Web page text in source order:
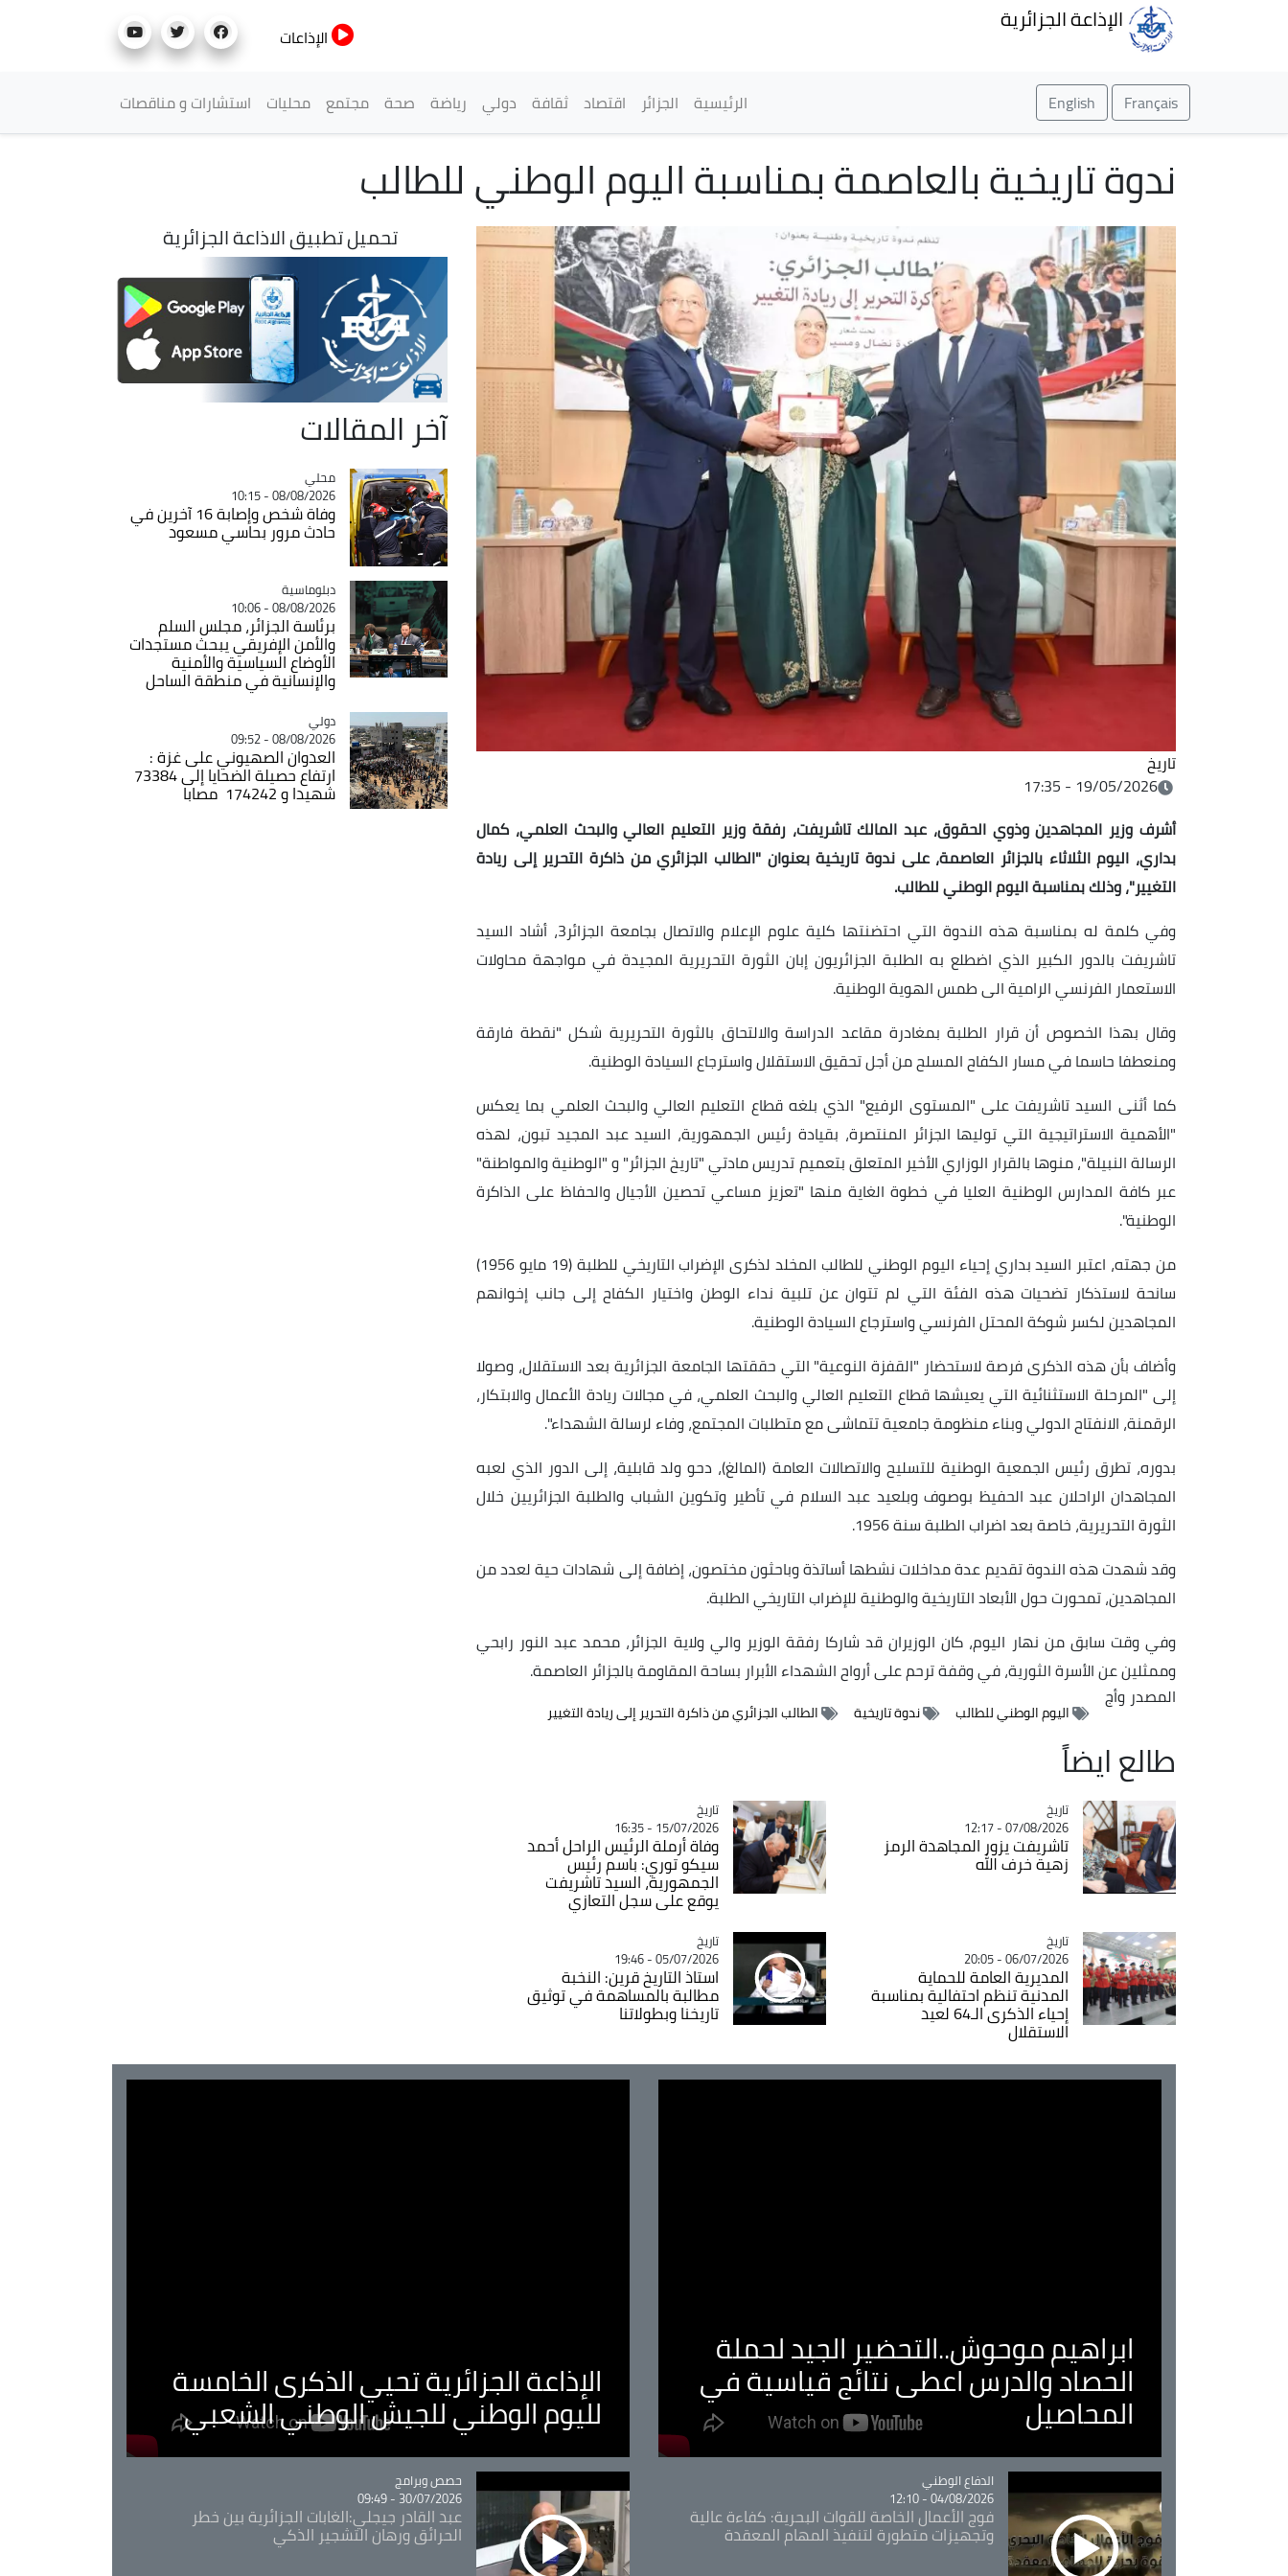
الإذاعة الجزائرية
الإذاعات
Français
English القائمة الرئيسية
الرئيسية الجزائر اقتصاد ثقافة دولي رياضة صحة مجتمع محليات استشارات و مناقصات
ندوة تاريخية بالعاصمة بمناسبة اليوم الوطني للطالب
تاريخ
19/05/2026 - 17:35
أشرف وزير المجاهدين وذوي الحقوق، عبد المالك تاشريفت، رفقة وزير التعليم العالي والبحث العلمي، كمال
بداري، اليوم الثلاثاء بالجزائر العاصمة، على ندوة تاريخية بعنوان "الطالب الجزائري من ذاكرة التحرير إلى ريادة
التغيير"، وذلك بمناسبة اليوم الوطني للطالب.
وفي كلمة له بمناسبة هذه الندوة التي احتضنتها كلية علوم الإعلام والاتصال بجامعة الجزائر3، أشاد السيد
تاشريفت بالدور الكبير الذي اضطلع به الطلبة الجزائريون إبان الثورة التحريرية المجيدة في مواجهة محاولات
الاستعمار الفرنسي الرامية الى طمس الهوية الوطنية.
وقال بهذا الخصوص أن قرار الطلبة بمغادرة مقاعد الدراسة والالتحاق بالثورة التحريرية شكل "نقطة فارقة
ومنعطفا حاسما في مسار الكفاح المسلح من أجل تحقيق الاستقلال واسترجاع السيادة الوطنية.
كما أثنى السيد تاشريفت على "المستوى الرفيع" الذي بلغه قطاع التعليم العالي والبحث العلمي بما يعكس
"الأهمية الاستراتيجية التي توليها الجزائر المنتصرة، بقيادة رئيس الجمهورية، السيد عبد المجيد تبون، لهذه
الرسالة النبيلة"، منوها بالقرار الوزاري الأخير المتعلق بتعميم تدريس مادتي "تاريخ الجزائر" و "الوطنية والمواطنة"
عبر كافة المدارس الوطنية العليا في خطوة الغاية منها "تعزيز مساعي تحصين الأجيال والحفاظ على الذاكرة
الوطنية".
من جهته، اعتبر السيد بداري إحياء اليوم الوطني للطالب المخلد لذكرى الإضراب التاريخي للطلبة (19 مايو 1956)
سانحة لاستذكار تضحيات هذه الفئة التي لم تتوان عن تلبية نداء الوطن واختيار الكفاح إلى جانب إخوانهم
المجاهدين لكسر شوكة المحتل الفرنسي واسترجاع السيادة الوطنية.
وأضاف بأن هذه الذكرى فرصة لاستحضار "القفزة النوعية" التي حققتها الجامعة الجزائرية بعد الاستقلال، وصولا
إلى "المرحلة الاستثنائية التي يعيشها قطاع التعليم العالي والبحث العلمي، في مجالات ريادة الأعمال والابتكار،
الرقمنة، الانفتاح الدولي وبناء منظومة جامعية تتماشى مع متطلبات المجتمع، وفاء لرسالةالشهداء".
بدوره، تطرق رئيس الجمعية الوطنية للتسليح والاتصالات العامة (المالغ)، دحو ولد قابلية، إلى الدور الذي لعبه
المجاهدان الراحلان عبد الحفيظ بوصوف وبلعيد عبد السلام في تأطير وتكوين الشباب والطلبة الجزائريين خلال
الثورة التحريرية، خاصة بعد اضراب الطلبة سنة 1956.
وقد شهدت هذه الندوة تقديم عدة مداخلات نشطها أساتذة وباحثون مختصون، إضافة إلى شهادات حية لعدد من
المجاهدين، تمحورت حول الأبعاد التاريخية والوطنية للإضراب التاريخي الطلبة.
وفي وقت سابق من نهار اليوم، كان الوزيران قد شاركا رفقة الوزير والي ولاية الجزائر، محمد عبد النور رابحي
وممثلين عن الأسرة الثورية، في وقفة ترحم على أرواح الشهداء الأبرار بساحة المقاومة بالجزائر العاصمة.
المصدر وأج
اليوم الوطني للطالب ندوة تاريخية الطالب الجزائري من ذاكرة التحرير إلى ريادة التغيير
طالع ايضاً
Catégorie
تاريخ
07/08/2026 - 12:17
تاشريفت يزور المجاهدة الرمز
زهية خرف الله
Catégorie
تاريخ
15/07/2026 - 16:35
وفاة أرملة الرئيس الراحل أحمد
سيكو توري: باسم رئيس
الجمهورية، السيد تاشريفت
يوقع على سجل التعازي
Catégorie
تاريخ
06/07/2026 - 20:05
المديرية العامة للحماية
المدنية تنظم احتفالية بمناسبة
إحياء الذكرى الـ64 لعيد
الاستقلال
Catégorie
تاريخ
05/07/2026 - 19:46
استاذ التاريخ قرين: النخبة
مطالبة بالمساهمة في توثيق
تاريخنا وبطولاتنا
تحميل تطبيق الاذاعة الجزائرية
آخر المقالات
Catégorie
محلي
08/08/2026 - 10:15
وفاة شخص وإصابة 16 آخرين في
حادث مرور بحاسي مسعود
Catégorie
دبلوماسية
08/08/2026 - 10:06
برئاسة الجزائر، مجلس السلم
والأمن الإفريقي يبحث مستجدات
الأوضاع السياسية والأمنية
والإنسانية في منطقة الساحل
Catégorie
دولي
08/08/2026 - 09:52
العدوان الصهيوني على غزة :
ارتفاع حصيلة الضحايا إلى 73384
شهيدا و 174242 مصابا
ابراهيم موحوش..التحضير الجيد لحملة
الحصاد والدرس اعطى نتائج قياسية في
المحاصيل
الإذاعة الجزائرية تحيي الذكرى الخامسة
لليوم الوطني للجيش الوطني الشعبي
Catégorie
الدفاع الوطني
04/08/2026 - 12:10
فوج الأعمال الخاصة للقوات البحرية: كفاءة عالية
وتجهيزات متطورة لتنفيذ المهام المعقدة
Catégorie
حصص وبرامج
30/07/2026 - 09:49
عبد القادر جيجلي:الغابات الجزائرية بين خطر
الحرائق ورهان التشجير الذكي